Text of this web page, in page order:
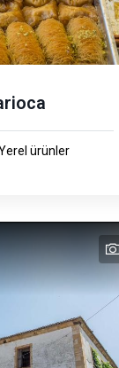
ürünler